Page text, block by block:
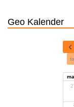
Geo Kalender
ma